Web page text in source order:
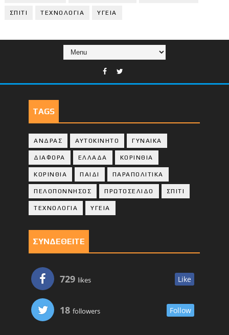
ΣΠΙΤΙ ΤΕΧΝΟΛΟΓΙΑ ΥΓΕΙΑ
TAGS
ΑΝΔΡΑΣ ΑΥΤΟΚΙΝΗΤΟ ΓΥΝΑΙΚΑ
ΔΙΑΦΟΡΑ ΕΛΛΑΔΑ ΚΟΡΙΝΘΙΑ
ΚΟΡΙΝΘΙA ΠΑΙΔΙ ΠΑΡΑΠΟΛΙΤΙΚΑ
ΠΕΛΟΠΟΝΝΗΣΟΣ ΠΡΩΤΟΣΕΛΙΔΟ ΣΠΙΤΙ
ΤΕΧΝΟΛΟΓΙΑ ΥΓΕΙΑ
ΣΥΝΔΕΘΕΙΤΕ
729 likes Like
18 followers Follow